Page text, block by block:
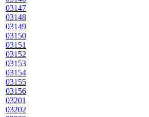
03147
03148
03149
03150
03151
03152
03153
03154
03155
03156
03201
03202